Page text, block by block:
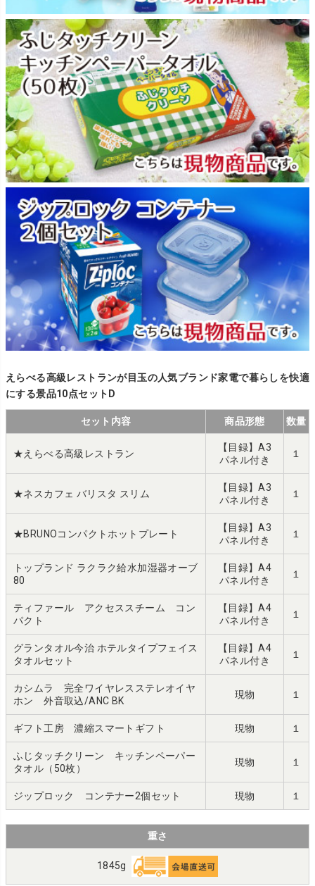
えらべる高級レストランが目玉の人気ブランド家電で暮らしを快適
にする景品10点セットD
セット内容 商品形態 数量
★えらべる高級レストラン
【目録】A3
パネル付き
１
★ネスカフェ バリスタ スリム
【目録】A3
パネル付き
１
★BRUNOコンパクトホットプレート
【目録】A3
パネル付き
１
トップランド ラクラク給水加湿器オーブ
80
【目録】A4
パネル付き
１
ティファール アクセススチーム コン
パクト
【目録】A4
パネル付き
１
グランタオル今治 ホテルタイプフェイス
タオルセット
【目録】A4
パネル付き
１
カシムラ 完全ワイヤレスステレオイヤ
ホン 外音取込/ANC BK
現物 １
ギフト工房 濃縮スマートギフト 現物 １
ふじタッチクリーン キッチンペーパー
タオル（50枚）
現物 １
ジップロック コンテナー2個セット 現物 １
重さ
1845g